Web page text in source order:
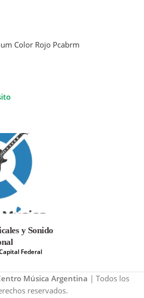
Color Rojo Pcabrm
y Sonido
Federal
Música Argentina | Todos los
reservados.